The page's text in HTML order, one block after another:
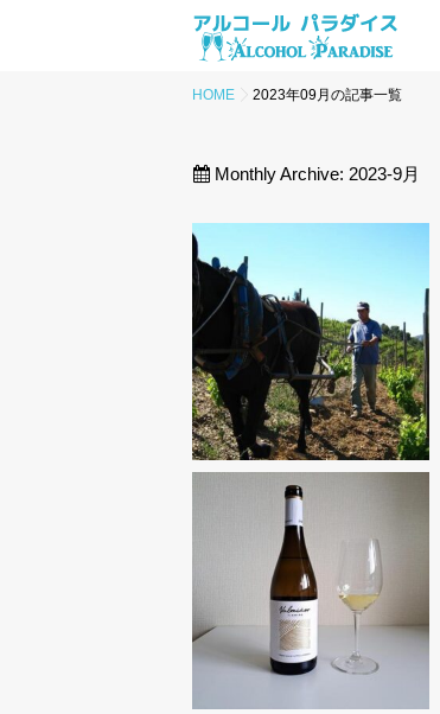
HOME 2023年09月の記事一覧
Monthly Archive: 2023-9月